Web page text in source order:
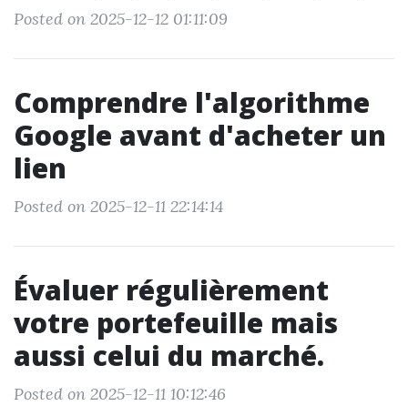
Posted on 2025-12-12 01:11:09
Comprendre l'algorithme
Google avant d'acheter un
lien
Posted on 2025-12-11 22:14:14
Évaluer régulièrement
votre portefeuille mais
aussi celui du marché.
Posted on 2025-12-11 10:12:46